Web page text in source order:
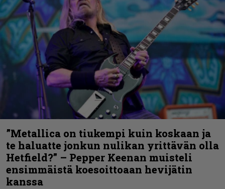
”Metallica on tiukempi kuin koskaan ja
te haluatte jonkun nulikan yrittävän olla
Hetfield?” – Pepper Keenan muisteli
ensimmäistä koesoittoaan hevijätin
kanssa